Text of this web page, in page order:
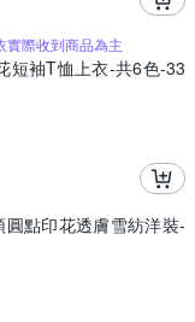
實際收到商品為主
短袖T恤上衣-共6色-33
點印花透膚雪紡洋裝-